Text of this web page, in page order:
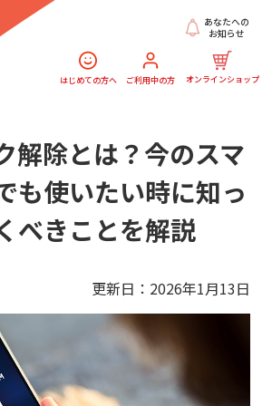
はじめての方へ ご利用中の方 オンラインショップ
あなたへの
お知らせ
解除とは？今のスマ
も使いたい時に知っ
べきことを解説
更新日：2026年1月13日